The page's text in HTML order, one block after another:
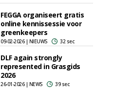
FEGGA organiseert gratis
online kennissessie voor
greenkeepers
09-02-2026 | NIEUWS 32 sec
DLF again strongly
represented in Grasgids
2026
26-01-2026 | NEWS 39 sec